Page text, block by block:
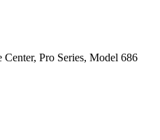
Center, Pro Series, Model 686